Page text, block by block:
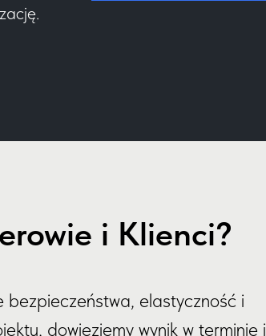
i Klienci?
bezpieczeństwa, elastyczność i
dowieziemy wynik w terminie i